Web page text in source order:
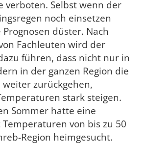
verboten. Selbst wenn der
noch einsetzen
düster. Nach
Fachleuten wird der
führen, dass nicht nur in
in der ganzen Region die
weiter zurückgehen,
stark steigen.
Sommer hatte eine
von bis zu 50
Region heimgesucht.